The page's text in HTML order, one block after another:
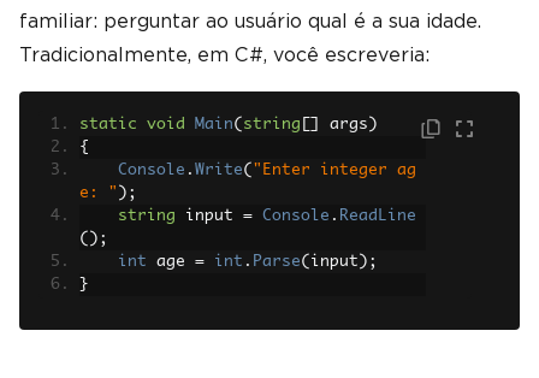
familiar: perguntar ao usuário qual é a sua idade.
Tradicionalmente, em C#, você escreveria:
static void Main( string args )
{
Console . Write( "Enter integer ag
e: " );
string input = Console . ReadLine
();
int age = int . Parse( input );
}